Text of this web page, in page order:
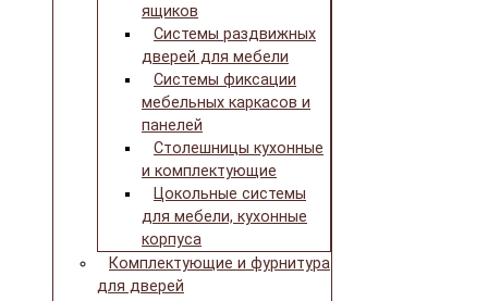
ящиков
Системы раздвижных
дверей для мебели
Системы фиксации
мебельных каркасов и
панелей
Столешницы кухонные
и комплектующие
Цокольные системы
для мебели, кухонные
корпуса
Комплектующие и фурнитура
для дверей